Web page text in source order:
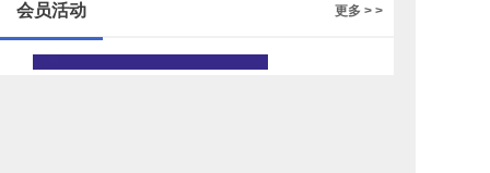
更多 > >
会员活动